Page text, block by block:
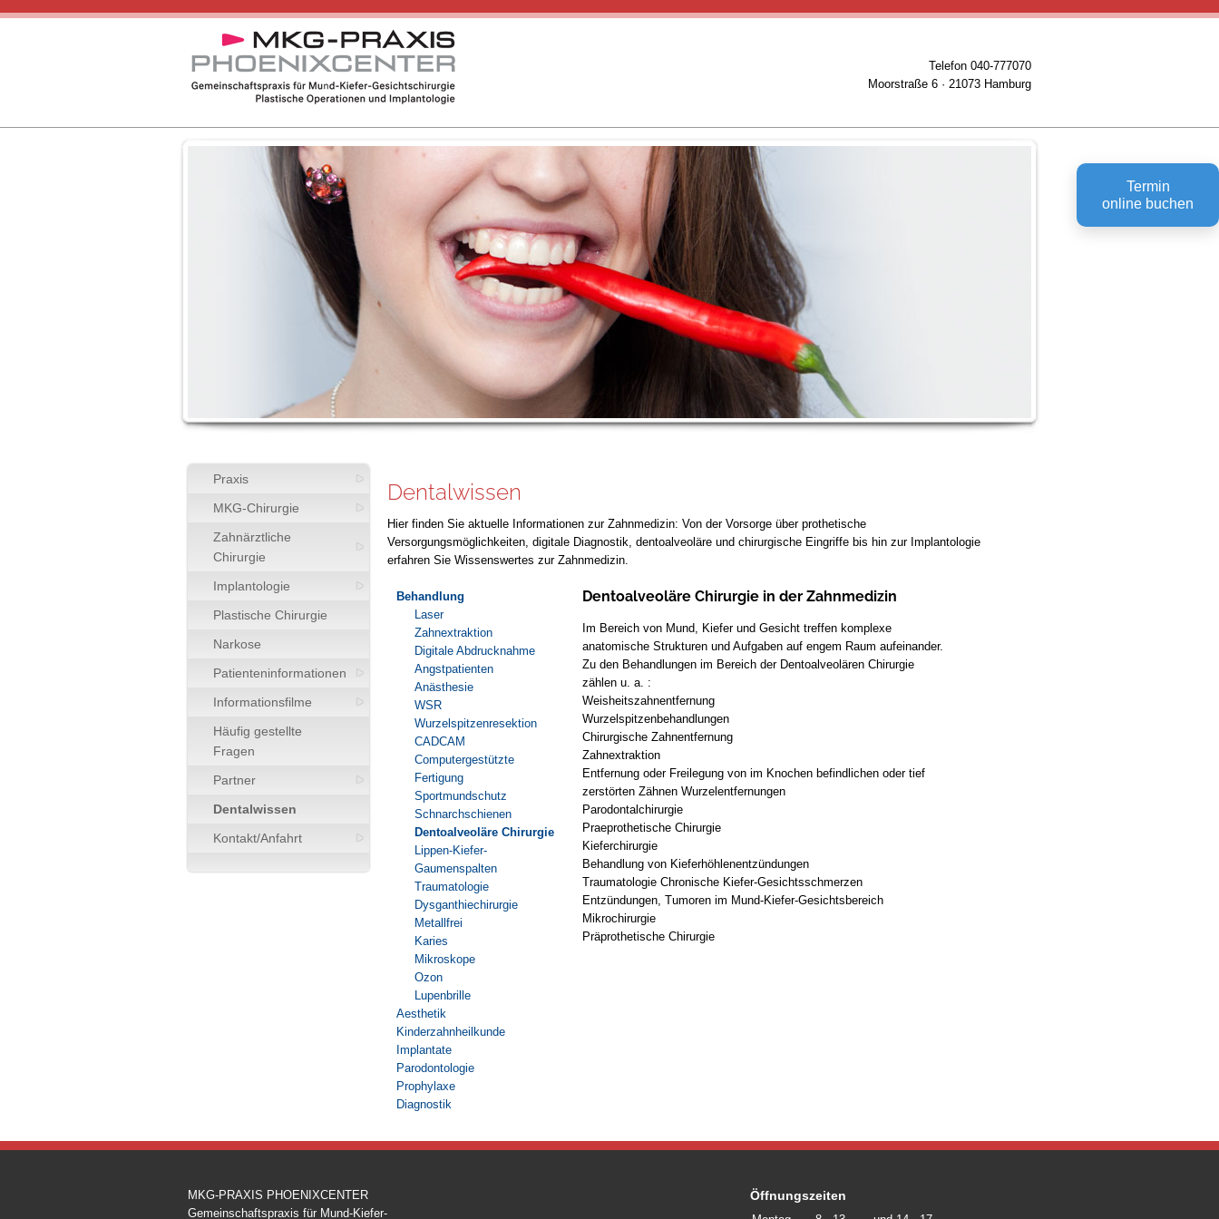
Termin
online buchen
Telefon 040-777070
Moorstraße 6 · 21073 Hamburg
Praxis
MKG-Chirurgie
Zahnärztliche
Chirurgie
Implantologie
Plastische Chirurgie
Narkose
Patienteninformationen
Informationsfilme
Häufig gestellte
Fragen
Partner
Dentalwissen
Kontakt/Anfahrt
Dentalwissen
Hier finden Sie aktuelle Informationen zur Zahnmedizin: Von der Vorsorge über prothetische
Versorgungsmöglichkeiten, digitale Diagnostik, dentoalveoläre und chirurgische Eingriffe bis hin zur Implantologie
erfahren Sie Wissenswertes zur Zahnmedizin.
Behandlung
Laser
Zahnextraktion
Digitale Abdrucknahme
Angstpatienten
Anästhesie
WSR
Wurzelspitzenresektion
CADCAM
Computergestützte
Fertigung
Sportmundschutz
Schnarchschienen
Dentoalveoläre Chirurgie
Lippen-Kiefer-
Gaumenspalten
Traumatologie
Dysganthiechirurgie
Metallfrei
Karies
Mikroskope
Ozon
Lupenbrille
Aesthetik
Kinderzahnheilkunde
Implantate
Parodontologie
Prophylaxe
Diagnostik
Dentoalveoläre Chirurgie in der Zahnmedizin
Im Bereich von Mund, Kiefer und Gesicht treffen komplexe
anatomische Strukturen und Aufgaben auf engem Raum aufeinander.
Zu den Behandlungen im Bereich der Dentoalveolären Chirurgie
zählen u. a. :
Weisheitszahnentfernung
Wurzelspitzenbehandlungen
Chirurgische Zahnentfernung
Zahnextraktion
Entfernung oder Freilegung von im Knochen befindlichen oder tief
zerstörten Zähnen Wurzelentfernungen
Parodontalchirurgie
Praeprothetische Chirurgie
Kieferchirurgie
Behandlung von Kieferhöhlenentzündungen
Traumatologie Chronische Kiefer-Gesichtsschmerzen
Entzündungen, Tumoren im Mund-Kiefer-Gesichtsbereich
Mikrochirurgie
Präprothetische Chirurgie
MKG-PRAXIS PHOENIXCENTER
Gemeinschaftspraxis für Mund-Kiefer-
Öffnungszeiten